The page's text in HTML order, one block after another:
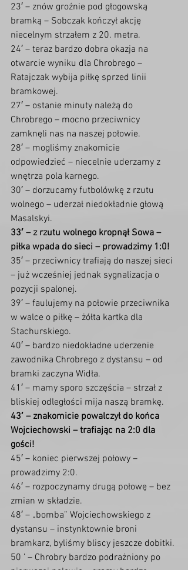
23′ – znów groźnie pod głogowską
bramką – Sobczak kończył akcję
niecelnym strzałem z 20. metra.
24′ – teraz bardzo dobra okazja na
otwarcie wyniku dla Chrobrego –
Ratajczak wybija piłkę sprzed linii
bramkowej.
27′ – ostanie minuty należą do
Chrobrego – mocno przeciwnicy
zamknęli nas na naszej połowie.
28′ – mogliśmy znakomicie
odpowiedzieć – niecelnie uderzamy z
wnętrza pola karnego.
30′ – dorzucamy futbolówkę z rzutu
wolnego – uderzał niedokładnie głową
Masalskyi.
33′ – z rzutu wolnego kropnął Sowa –
piłka wpada do sieci – prowadzimy 1:0!
35′ – przeciwnicy trafiają do naszej sieci
– już wcześniej jednak sygnalizacja o
pozycji spalonej.
39′ – faulujemy na połowie przeciwnika
w walce o piłkę – żółta kartka dla
Stachurskiego.
40′ – bardzo niedokładne uderzenie
zawodnika Chrobrego z dystansu – od
bramki zaczyna Widła.
41′ – mamy sporo szczęścia – strzał z
bliskiej odległości mija naszą bramkę.
43′ – znakomicie powalczył do końca
Wojciechowski – trafiając na 2:0 dla
gości!
45′ – koniec pierwszej połowy –
prowadzimy 2:0.
46′ – rozpoczynamy drugą połowę – bez
zmian w składzie.
48′ – „bomba” Wojciechowskiego z
dystansu – instynktownie broni
bramkarz, byliśmy bliscy jeszcze dobitki.
50 ’ – Chrobry bardzo podrażniony po